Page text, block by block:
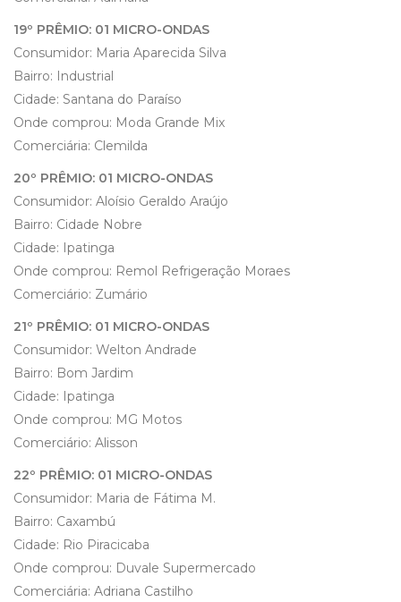
19º PRÊMIO: 01 MICRO-ONDAS
Consumidor: Maria Aparecida Silva
Bairro: Industrial
Cidade: Santana do Paraíso
Onde comprou: Moda Grande Mix
Comerciária: Clemilda
20º PRÊMIO: 01 MICRO-ONDAS
Consumidor: Aloísio Geraldo Araújo
Bairro: Cidade Nobre
Cidade: Ipatinga
Onde comprou: Remol Refrigeração Moraes
Comerciário: Zumário
21º PRÊMIO: 01 MICRO-ONDAS
Consumidor: Welton Andrade
Bairro: Bom Jardim
Cidade: Ipatinga
Onde comprou: MG Motos
Comerciário: Alisson
22º PRÊMIO: 01 MICRO-ONDAS
Consumidor: Maria de Fátima M.
Bairro: Caxambú
Cidade: Rio Piracicaba
Onde comprou: Duvale Supermercado
Comerciária: Adriana Castilho